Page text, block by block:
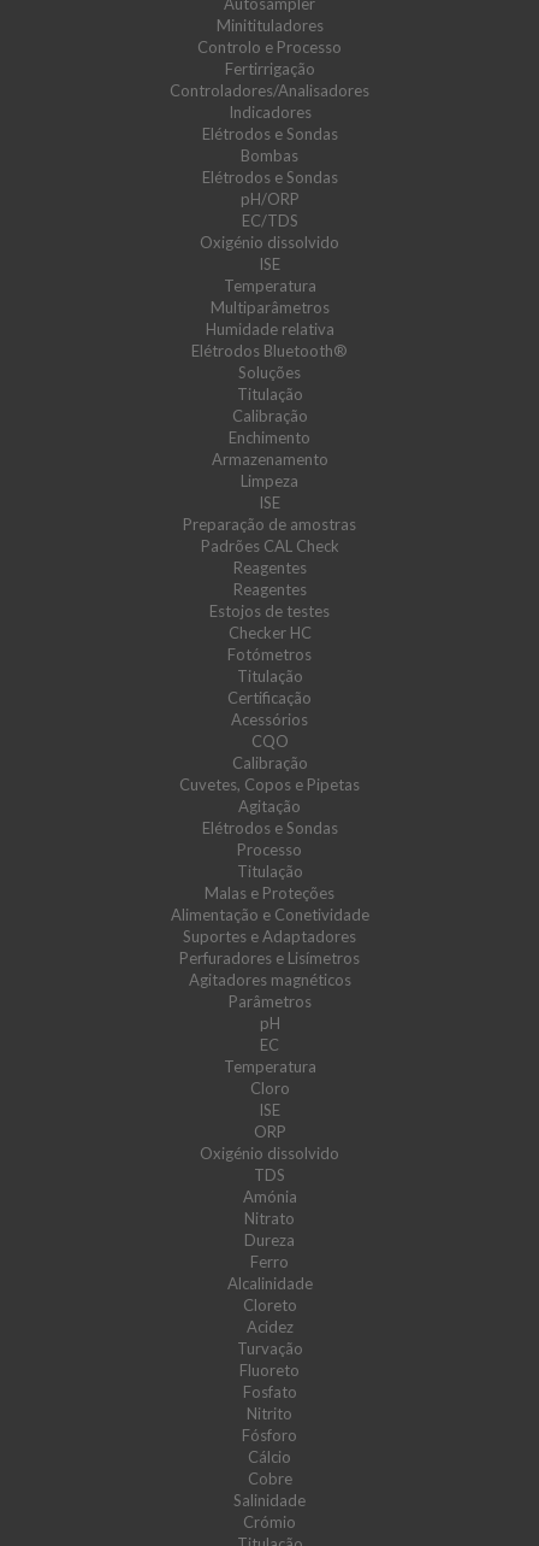
Minitituladores
Controlo e Processo
Fertirrigação
Controladores/Analisadores
Indicadores
Elétrodos e Sondas
Bombas
Elétrodos e Sondas
pH/ORP
EC/TDS
Oxigénio dissolvido
ISE
Temperatura
Multiparâmetros
Humidade relativa
Elétrodos Bluetooth®
Soluções
Titulação
Calibração
Enchimento
Armazenamento
Limpeza
ISE
Preparação de amostras
Padrões CAL Check
Reagentes
Reagentes
Estojos de testes
Checker HC
Fotómetros
Titulação
Certificação
Acessórios
CQO
Calibração
Cuvetes, Copos e Pipetas
Agitação
Elétrodos e Sondas
Processo
Titulação
Malas e Proteções
Alimentação e Conetividade
Suportes e Adaptadores
Perfuradores e Lisímetros
Agitadores magnéticos
Parâmetros
pH
EC
Temperatura
Cloro
ISE
ORP
Oxigénio dissolvido
TDS
Amónia
Nitrato
Dureza
Ferro
Alcalinidade
Cloreto
Acidez
Turvação
Fluoreto
Fosfato
Nitrito
Fósforo
Cálcio
Cobre
Salinidade
Crómio